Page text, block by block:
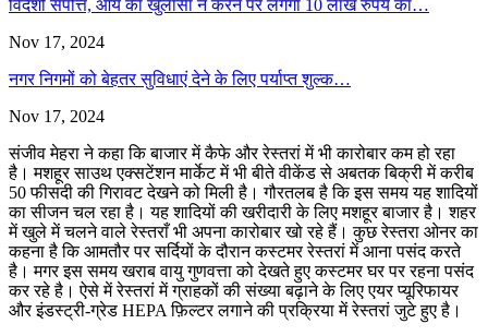
विदेशी संपत्ति, आय का खुलासा न करने पर लगेगा 10 लाख रुपये का…
Nov 17, 2024
नगर निगमों को बेहतर सुविधाएं देने के लिए पर्याप्त शुल्क…
Nov 17, 2024
संजीव मेहरा ने कहा कि बाजार में कैफे और रेस्तरां में भी कारोबार कम हो रहा
है। मशहूर साउथ एक्सटेंशन मार्केट में भी बीते वीकेंड से अबतक बिक्री में करीब
50 फीसदी की गिरावट देखने को मिली है। गौरतलब है कि इस समय यह शादियों
का सीजन चल रहा है। यह शादियों की खरीदारी के लिए मशहूर बाजार है। शहर
में खुले में चलने वाले रेस्तराँ भी अपना कारोबार खो रहे हैं। कुछ रेस्तरा ओनर का
कहना है कि आमतौर पर सर्दियों के दौरान कस्टमर रेस्तरां में आना पसंद करते
है। मगर इस समय खराब वायु गुणवत्ता को देखते हुए कस्टमर घर पर रहना पसंद
कर रहे है। ऐसे में रेस्तरां में ग्राहकों की संख्या बढ़ाने के लिए एयर प्यूरिफायर
और इंडस्ट्री-ग्रेड HEPA फ़िल्टर लगाने की प्रक्रिया में रेस्तरां जुटे हुए है।